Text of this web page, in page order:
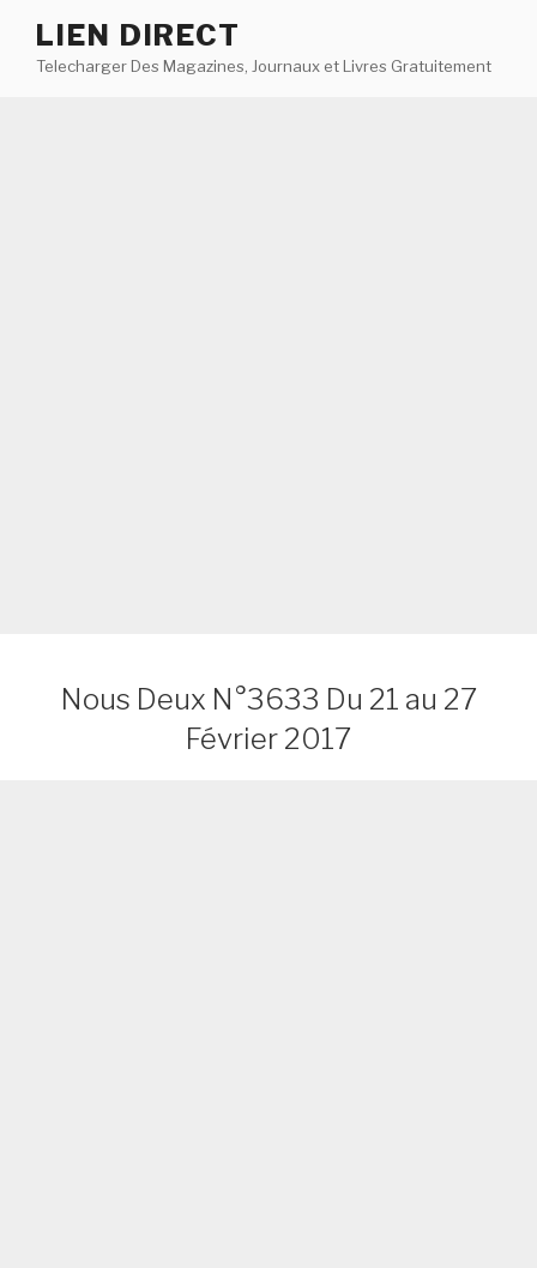
contenu
LIEN DIRECT
Telecharger Des Magazines, Journaux et Livres Gratuitement
Nous Deux N°3633 Du 21 au 27
Février 2017